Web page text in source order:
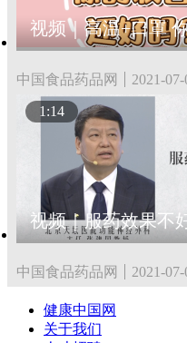
视频｜高温+口罩
中国食品药品网 2021-07-
1:14
视频｜服药效果不
中国食品药品网 2021-07-
健康中国网
关于我们